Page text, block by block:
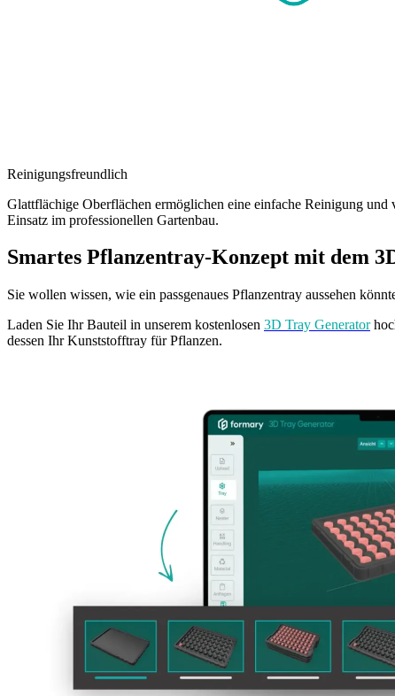
Reinigungsfreundlich
Glattflächige Oberflächen ermöglichen eine einfache Reinigung
Einsatz im professionellen Gartenbau.
Smartes Pflanzentray-Konzept mit dem
Sie wollen wissen, wie ein passgenaues Pflanzentray aussehen
Laden Sie Ihr Bauteil in unserem kostenlosen 3D Tray Generator
dessen Ihr Kunststofftray für Pflanzen.